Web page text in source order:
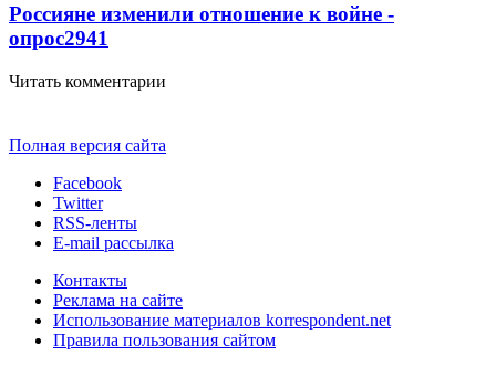
Россияне изменили отношение к войне -
опрос2941
Читать комментарии
Полная версия сайта
Facebook
Twitter
RSS-ленты
E-mail рассылка
Контакты
Реклама на сайте
Использование материалов korrespondent.net
Правила пользования сайтом